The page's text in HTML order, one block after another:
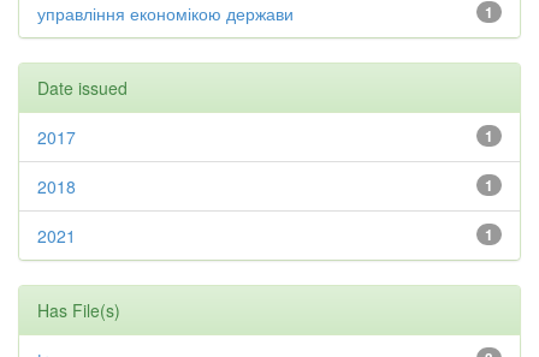
1
управління економікою держави
Date issued
1
2017
1
2018
1
2021
Has File(s)